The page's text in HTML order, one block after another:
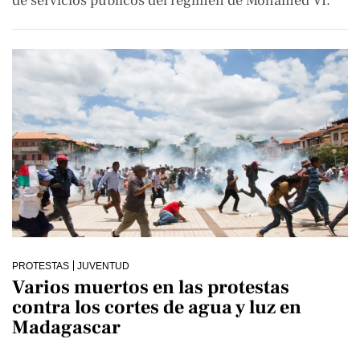
PROTESTAS JUVENTUD
Varios muertos en las protestas
contra los cortes de agua y luz en
Madagascar